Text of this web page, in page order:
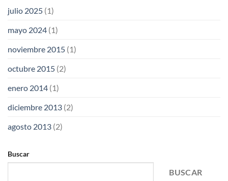
julio 2025 (1)
mayo 2024 (1)
noviembre 2015 (1)
octubre 2015 (2)
enero 2014 (1)
diciembre 2013 (2)
agosto 2013 (2)
Buscar
BUSCAR